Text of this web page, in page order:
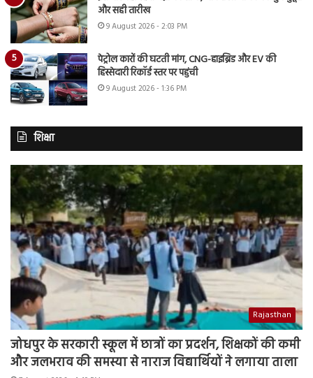
और सही तारीख
9 August 2026 - 2:03 PM
पेट्रोल कारों की घटती मांग, CNG-हाइब्रिड और EV की
हिस्सेदारी रिकॉर्ड स्तर पर पहुंची
9 August 2026 - 1:36 PM
शिक्षा
Rajasthan
जोधपुर के सरकारी स्कूल में छात्रों का प्रदर्शन, शिक्षकों की कमी
और जलभराव की समस्या से नाराज विद्यार्थियों ने लगाया ताला